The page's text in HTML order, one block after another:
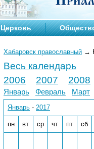
Церковь
Хабаровск православный →
Весь календарь
2006
2007 2008
Январь Февраль Март
Январь - 2017
пн вт ср чт пт сб